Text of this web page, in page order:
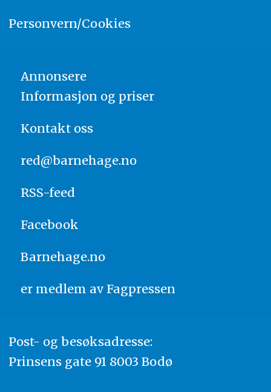
Personvern/Cookies
Annonsere
Informasjon og priser
Kontakt oss
red@barnehage.no
RSS-feed
Facebook
Barnehage.no
er medlem av Fagpressen
Post- og besøksadresse:
Prinsens gate 91 8003 Bodø